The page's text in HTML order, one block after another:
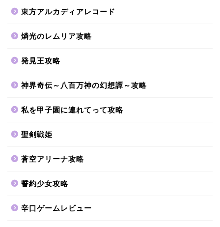
東方アルカディアレコード
燐光のレムリア攻略
発見王攻略
神界奇伝～八百万神の幻想譚～攻略
私を甲子園に連れてって攻略
聖剣戦姫
蒼空アリーナ攻略
誓約少女攻略
辛口ゲームレビュー